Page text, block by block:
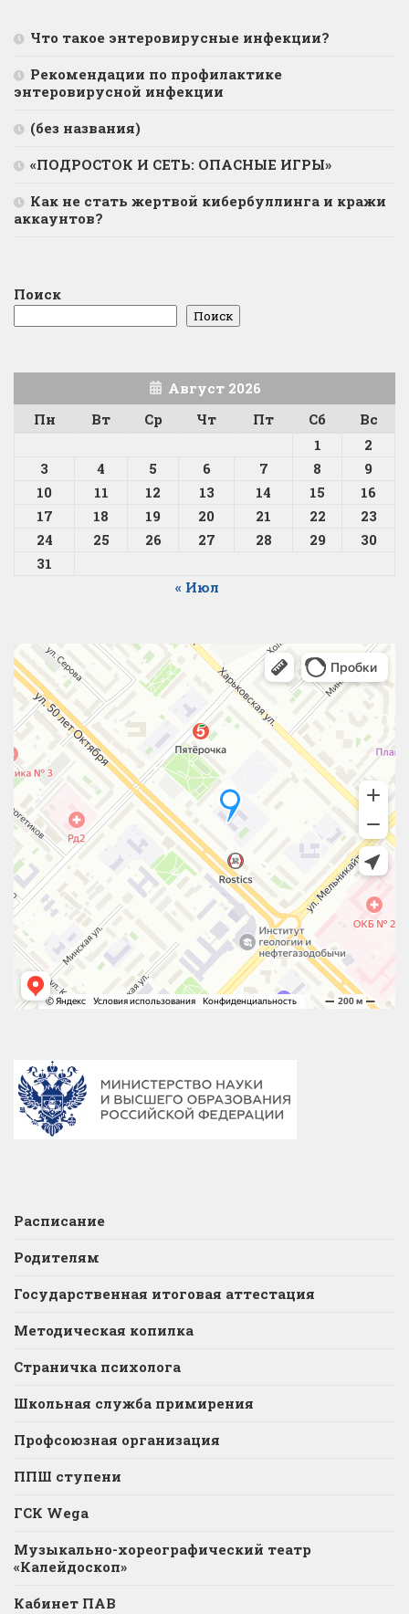
Что такое энтеровирусные инфекции?
Рекомендации по профилактике
энтеровирусной инфекции
(без названия)
«ПОДРОСТОК И СЕТЬ: ОПАСНЫЕ ИГРЫ»
Как не стать жертвой кибербуллинга и кражи
аккаунтов?
Поиск
Поиск
Август 2026
Пн
Вт Ср Чт Пт Сб
Вс
1
2
3
4 5 6 7 8
9
10
11 12 13 14 15
16
17
18 19 20 21 22
23
24
25 26 27 28 29
30
31
« Июл
Расписание
Родителям
Государственная итоговая аттестация
Методическая копилка
Страничка психолога
Школьная служба примирения
Профсоюзная организация
ППШ ступени
ГСК Wega
Музыкально-хореографический театр
«Калейдоскоп»
Кабинет ПАВ